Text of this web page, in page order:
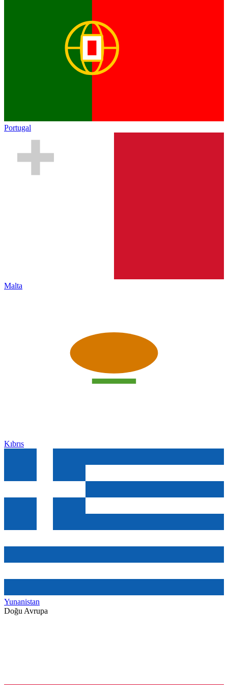
Portugal
Malta
Kıbrıs
Yunanistan
Doğu Avrupa